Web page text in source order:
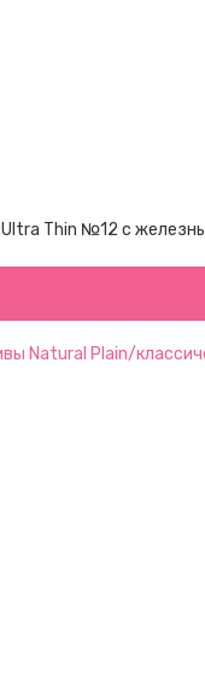
Ultra Thin №12 с